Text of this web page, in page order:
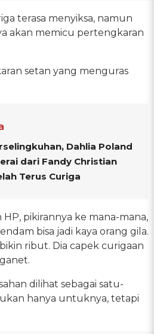
terasa menyiksa, namun
akan memicu pertengkaran
setan yang menguras
Dahlia Poland
dari Fandy Christian
Terus Curiga
pikirannya ke mana-mana,
bisa jadi kaya orang gila.
ribut. Dia capek curigaan
dilihat sebagai satu-
hanya untuknya, tetapi